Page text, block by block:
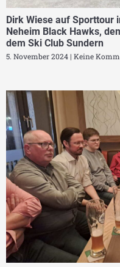
Dirk Wiese auf Sporttour
Neheim Black Hawks,
dem Ski Club Sundern
5. November 2024 Keine